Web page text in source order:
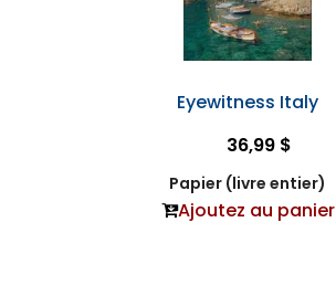
Eyewitness Italy
36,99 $
Papier (livre entier)
Ajoutez au panier